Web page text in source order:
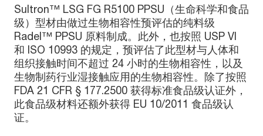
Sultron™ LSG FG R5100 PPSU（生命科学和食品
级）型材由做过生物相容性预评估的纯料级
Radel™ PPSU 原料制成。此外，也按照 USP VI
和 ISO 10993 的规定，预评估了此型材与人体和
组织接触时间不超过 24 小时的生物相容性，以及
生物制药行业湿接触应用的生物相容性。除了按照
FDA 21 CFR § 177.2500 获得标准食品级认证外，
此食品级材料还额外获得 EU 10/2011 食品级认
证。